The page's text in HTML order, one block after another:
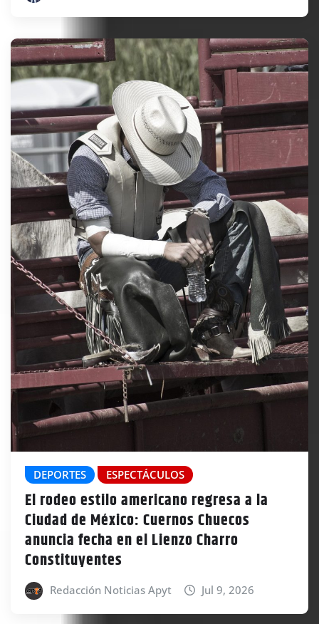
DEPORTES ESPECTÁCULOS
El rodeo estilo americano regresa a la
Ciudad de México: Cuernos Chuecos
anuncia fecha en el Lienzo Charro
Constituyentes
Redacción Noticias Apyt Jul 9, 2026